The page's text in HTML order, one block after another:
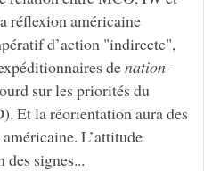
réflexion américaine
d’action "indirecte",
denation-
sur les priorités du
Et la réorientation aura des
L’attitude
des signes...